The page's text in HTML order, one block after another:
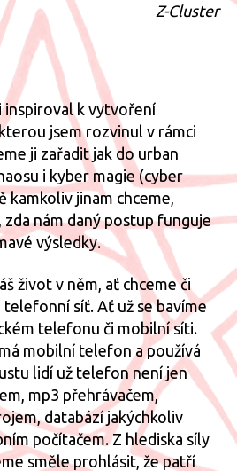
Z-Cluster
inspiroval k vytvoření
jsem rozvinul v rámci
ji zařadit jak do urban
i kyber magie (cyber
kamkoliv jinam chceme,
nám daný postup funguje
výsledky.
život v něm, ať chceme či
síť. Ať už se bavíme
telefonu či mobilní síti.
mobilní telefon a používá
lidí už telefon není jen
mp3 přehrávačem,
databází jakýchkoliv
počítačem. Z hlediska síly
směle prohlásit, že patří